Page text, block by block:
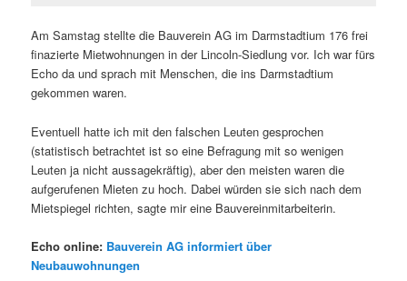
Am Samstag stellte die Bauverein AG im Darmstadtium 176 frei
finazierte Mietwohnungen in der Lincoln-Siedlung vor. Ich war fürs
Echo da und sprach mit Menschen, die ins Darmstadtium
gekommen waren.
Eventuell hatte ich mit den falschen Leuten gesprochen
(statistisch betrachtet ist so eine Befragung mit so wenigen
Leuten ja nicht aussagekräftig), aber den meisten waren die
aufgerufenen Mieten zu hoch. Dabei würden sie sich nach dem
Mietspiegel richten, sagte mir eine Bauvereinmitarbeiterin.
Echo online: Bauverein AG informiert über
Neubauwohnungen